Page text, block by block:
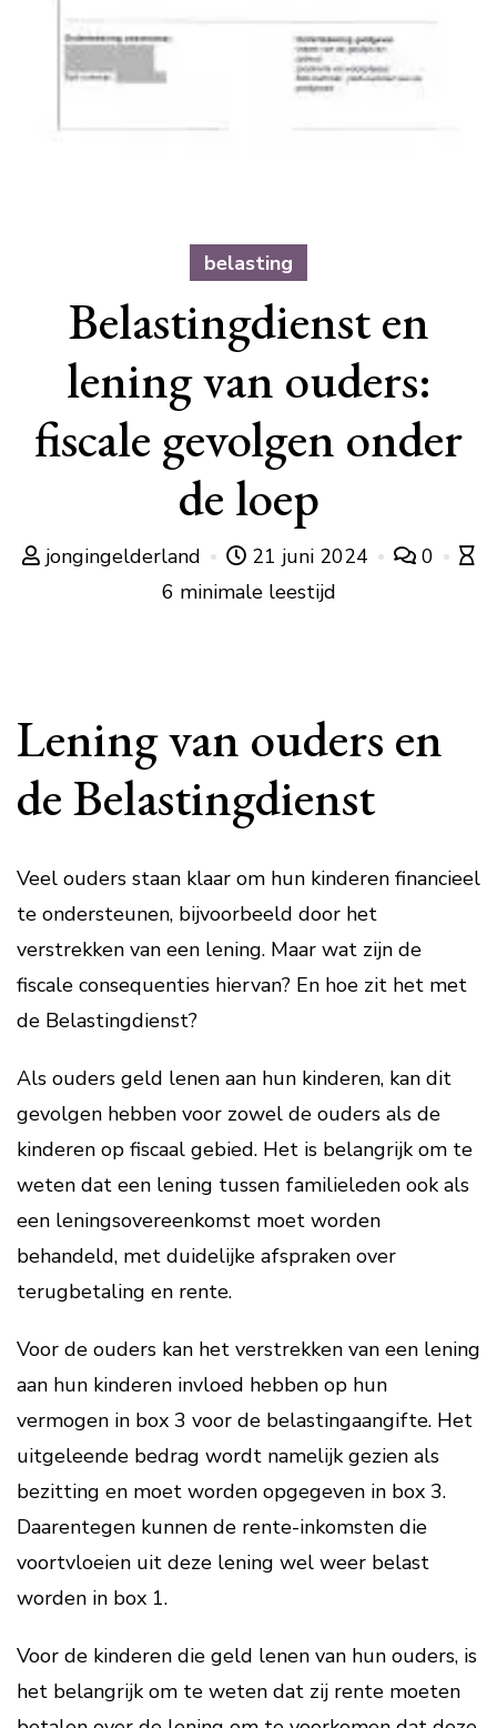
belasting
Belastingdienst en
lening van ouders:
fiscale gevolgen onder
de loep
jongingelderland 21 juni 2024
0
6 minimale leestijd
Lening van ouders en
de Belastingdienst
Veel ouders staan klaar om hun kinderen financieel
te ondersteunen, bijvoorbeeld door het
verstrekken van een lening. Maar wat zijn de
fiscale consequenties hiervan? En hoe zit het met
de Belastingdienst?
Als ouders geld lenen aan hun kinderen, kan dit
gevolgen hebben voor zowel de ouders als de
kinderen op fiscaal gebied. Het is belangrijk om te
weten dat een lening tussen familieleden ook als
een leningsovereenkomst moet worden
behandeld, met duidelijke afspraken over
terugbetaling en rente.
Voor de ouders kan het verstrekken van een lening
aan hun kinderen invloed hebben op hun
vermogen in box 3 voor de belastingaangifte. Het
uitgeleende bedrag wordt namelijk gezien als
bezitting en moet worden opgegeven in box 3.
Daarentegen kunnen de rente-inkomsten die
voortvloeien uit deze lening wel weer belast
worden in box 1.
Voor de kinderen die geld lenen van hun ouders, is
het belangrijk om te weten dat zij rente moeten